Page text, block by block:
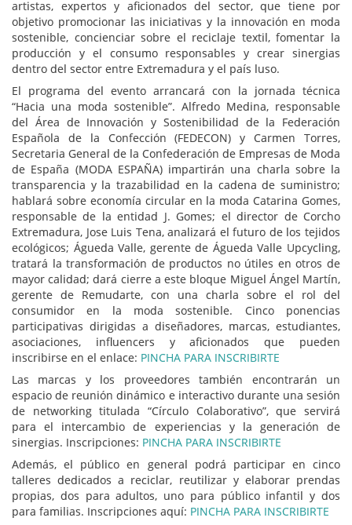
artistas, expertos y aficionados del sector, que tiene por
objetivo promocionar las iniciativas y la innovación en moda
sostenible, concienciar sobre el reciclaje textil, fomentar la
producción y el consumo responsables y crear sinergias
dentro del sector entre Extremadura y el país luso.
El programa del evento arrancará con la jornada técnica
“Hacia una moda sostenible”. Alfredo Medina, responsable
del Área de Innovación y Sostenibilidad de la Federación
Española de la Confección (FEDECON) y Carmen Torres,
Secretaria General de la Confederación de Empresas de Moda
de España (MODA ESPAÑA) impartirán una charla sobre la
transparencia y la trazabilidad en la cadena de suministro;
hablará sobre economía circular en la moda Catarina Gomes,
responsable de la entidad J. Gomes; el director de Corcho
Extremadura, Jose Luis Tena, analizará el futuro de los tejidos
ecológicos; Águeda Valle, gerente de Águeda Valle Upcycling,
tratará la transformación de productos no útiles en otros de
mayor calidad; dará cierre a este bloque Miguel Ángel Martín,
gerente de Remudarte, con una charla sobre el rol del
consumidor en la moda sostenible. Cinco ponencias
participativas dirigidas a diseñadores, marcas, estudiantes,
asociaciones, influencers y aficionados que pueden
inscribirse en el enlace: PINCHA PARA INSCRIBIRTE
Las marcas y los proveedores también encontrarán un
espacio de reunión dinámico e interactivo durante una sesión
de networking titulada “Círculo Colaborativo”, que servirá
para el intercambio de experiencias y la generación de
sinergias. Inscripciones: PINCHA PARA INSCRIBIRTE
Además, el público en general podrá participar en cinco
talleres dedicados a reciclar, reutilizar y elaborar prendas
propias, dos para adultos, uno para público infantil y dos
para familias. Inscripciones aquí: PINCHA PARA INSCRIBIRTE